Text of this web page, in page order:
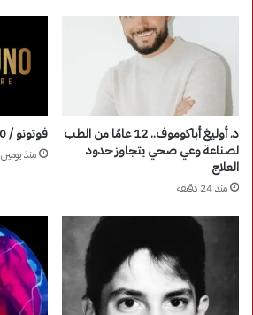
د. أوليغ أباكوموف.. 12 عامًا من الطب
لصناعة وعي صحي يتجاوز حدود
العلاج
منذ 24 دقيقة
فوتونو / Footuno
منذ يومين